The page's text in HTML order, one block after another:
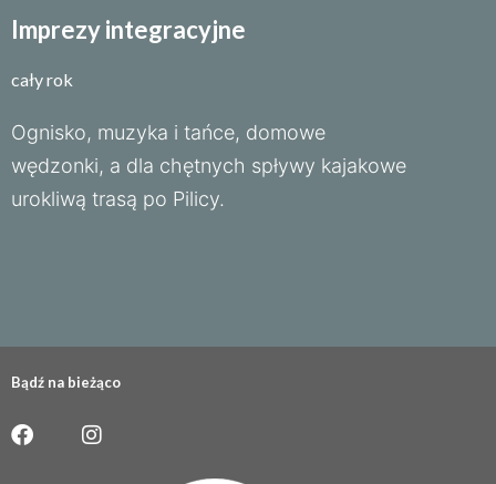
Imprezy integracyjne
cały rok
Ognisko, muzyka i tańce, domowe
wędzonki, a dla chętnych spływy kajakowe
urokliwą trasą po Pilicy.
Bądź na bieżąco